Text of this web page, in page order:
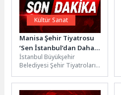
Kültür Sanat
Manisa Şehir Tiyatrosu
‘Sen İstanbul’dan Daha
Güzelsin’ oyununu
ağırladı
İstanbul Büyükşehir
Belediyesi Şehir Tiyatroları,
anlatıldığı “Sen İstanbul'dan
Daha Güzelsin”...